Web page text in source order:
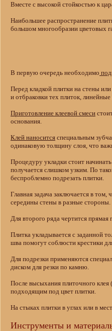
Вместе с высокой стойкостью к
Наибольшее распространение
большом многообразии цветовых
В первую очередь необходимо
Перед кладкой плитки на стены
и отбраковки тех плиток,
Приготовление клеевой смеси
основания.
Клей наносится специальным
одинаковую толщину слоя, что
Процедуру укладки стоит
получается слишком узким. По
беспроблемно подрезать плитки.
Главная задача заключается в
середины стены в разные стороны.
Для второго ряда чертится прямая
Плитка укладывается с заданной
шва помогут соблюсти крестики
Для подрезки применяются
диском для резки по камню.
После высыхания плиточного клея
подходящим под цвет плитки.
На стыках плитки в углах или в
Инструменты и